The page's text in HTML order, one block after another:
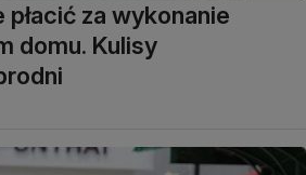
płacić za wykonanie
domu. Kulisy